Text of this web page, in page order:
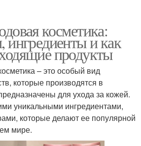
косметика:
ингредиенты и как
продукты
– это особый вид
которые производятся в
для ухода за кожей.
уникальными ингредиентами,
которые делают ее популярной
мире.